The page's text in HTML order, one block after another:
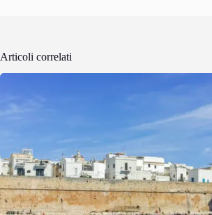
Articoli correlati